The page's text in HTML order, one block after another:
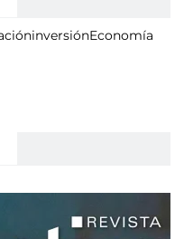
inversiónEconomía